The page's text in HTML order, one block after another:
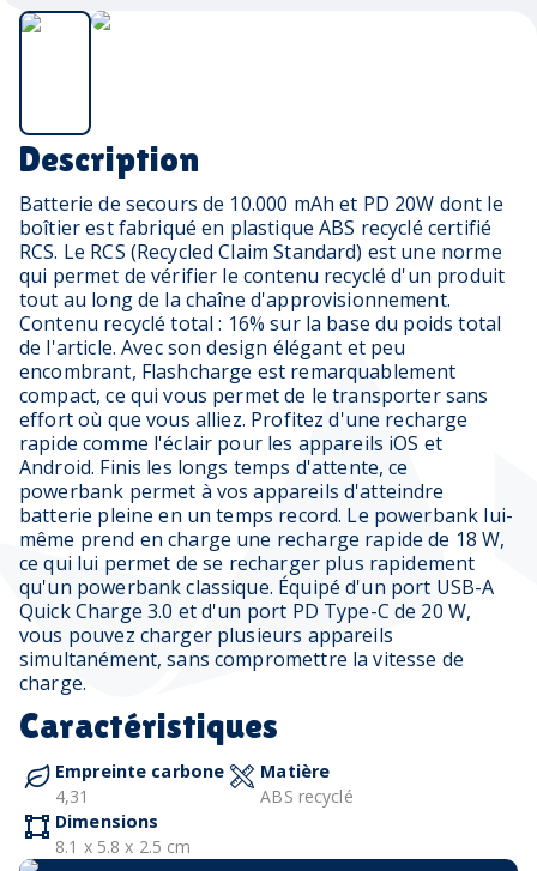
Description
Batterie de secours de 10.000 mAh et PD 20W dont le
boîtier est fabriqué en plastique ABS recyclé certifié
RCS. Le RCS (Recycled Claim Standard) est une norme
qui permet de vérifier le contenu recyclé d'un produit
tout au long de la chaîne d'approvisionnement.
Contenu recyclé total : 16% sur la base du poids total
de l'article. Avec son design élégant et peu
encombrant, Flashcharge est remarquablement
compact, ce qui vous permet de le transporter sans
effort où que vous alliez. Profitez d'une recharge
rapide comme l'éclair pour les appareils iOS et
Android. Finis les longs temps d'attente, ce
powerbank permet à vos appareils d'atteindre
batterie pleine en un temps record. Le powerbank lui-
même prend en charge une recharge rapide de 18 W,
ce qui lui permet de se recharger plus rapidement
qu'un powerbank classique. Équipé d'un port USB-A
Quick Charge 3.0 et d'un port PD Type-C de 20 W,
vous pouvez charger plusieurs appareils
simultanément, sans compromettre la vitesse de
charge.
Caractéristiques
Empreinte carbone
4,31
Matière
ABS recyclé
Dimensions
8.1 x 5.8 x 2.5 cm